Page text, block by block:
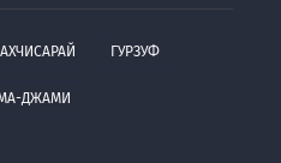
ГУРЗУФ
ДЖАМИ